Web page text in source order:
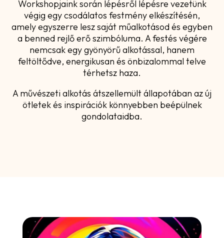
Workshopjaink során lépésről lépésre vezetünk
végig egy csodálatos festmény elkészítésén,
amely egyszerre lesz saját műalkotásod és egyben
a benned rejlő erő szimbóluma. A festés végére
nemcsak egy gyönyörű alkotással, hanem
feltöltődve, energikusan és önbizalommal telve
térhetsz haza.
A művészeti alkotás átszellemült állapotában az új
ötletek és inspirációk könnyebben beépülnek
gondolataidba.